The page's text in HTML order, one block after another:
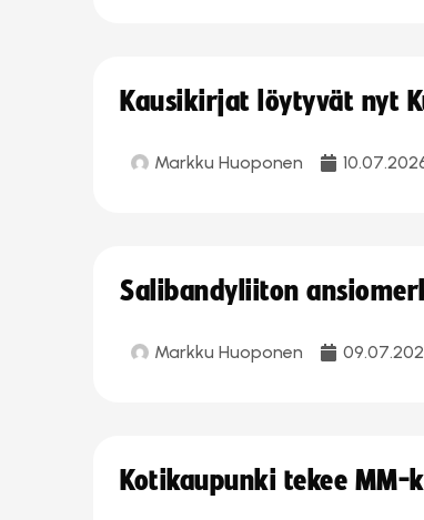
Kausikirjat löytyvät nyt
Markku Huoponen
Salibandyliiton
Markku Huoponen
Kotikaupunki tekee